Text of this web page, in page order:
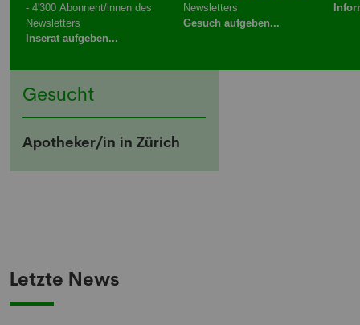
- 4'300 Abonnent/innen des
Newsletters
Inserat aufgeben...
Newsletters
Gesuch aufgeben...
Gesucht
Apotheker/in in Zürich
Letzte News